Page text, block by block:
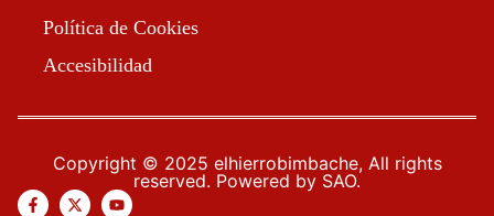
Política de Cookies
Accesibilidad
Copyright © 2025 elhierrobimbache, All rights
reserved. Powered by SAO.